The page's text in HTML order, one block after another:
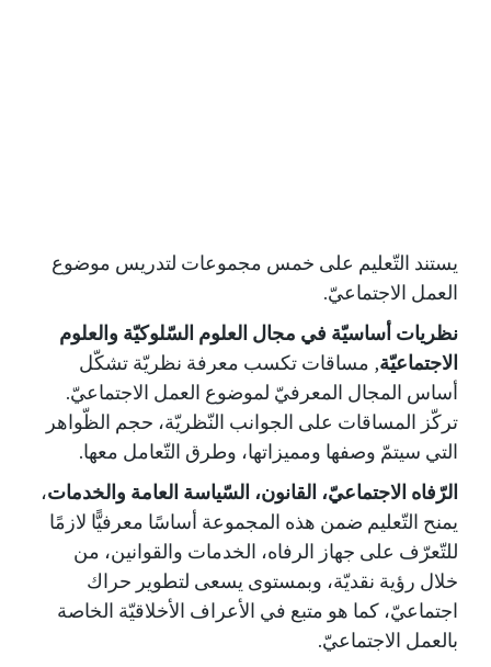
يستند التّعليم على خمس مجموعات لتدريس موضوع
العمل الاجتماعيّ.
نظريات أساسيّة في مجال العلوم السّلوكيّة والعلوم
الاجتماعيّة, مساقات تكسب معرفة نظريّة تشكّل
أساس المجال المعرفيّ لموضوع العمل الاجتماعيّ.
تركّز المساقات على الجوانب النّظريّة، حجم الظّواهر
التي سيتمّ وصفها ومميزاتها، وطرق التّعامل معها.
الرّفاه الاجتماعيّ، القانون، السّياسة العامة والخدمات،
يمنح التّعليم ضمن هذه المجموعة أساسًا معرفيًّا لازمًا
للتّعرّف على جهاز الرفاه، الخدمات والقوانين، من
خلال رؤية نقديّة، وبمستوى يسعى لتطوير حراك
اجتماعيّ، كما هو متبع في الأعراف الأخلاقيّة الخاصة
بالعمل الاجتماعيّ.